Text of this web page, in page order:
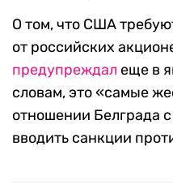
О том, что США
от российских
предупреждал еще в
словам, это «самые
отношении Белграда
вводить санкции